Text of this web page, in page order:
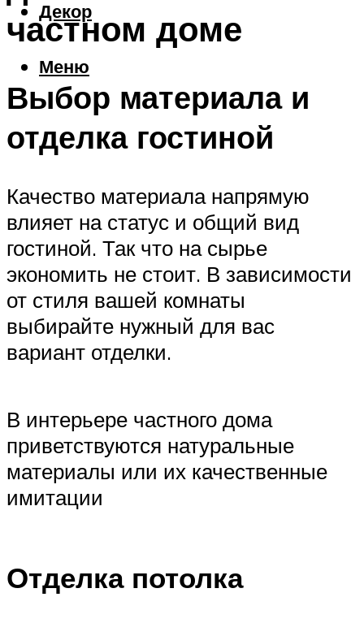
Декор
Меню
частном доме
Выбор материала и
отделка гостиной
Качество материала напрямую
влияет на статус и общий вид
гостиной. Так что на сырье
экономить не стоит. В зависимости
от стиля вашей комнаты
выбирайте нужный для вас
вариант отделки.
В интерьере частного дома
приветствуются натуральные
материалы или их качественные
имитации
Отделка потолка